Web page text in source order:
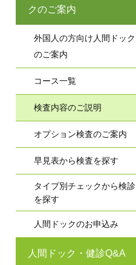
クのご案内
外国人の方向け人間ドック
のご案内
コース一覧
検査内容のご説明
オプション検査のご案内
早見表から検査を探す
タイプ別チェックから検診
を探す
人間ドックのお申込み
人間ドック・健診Q&A